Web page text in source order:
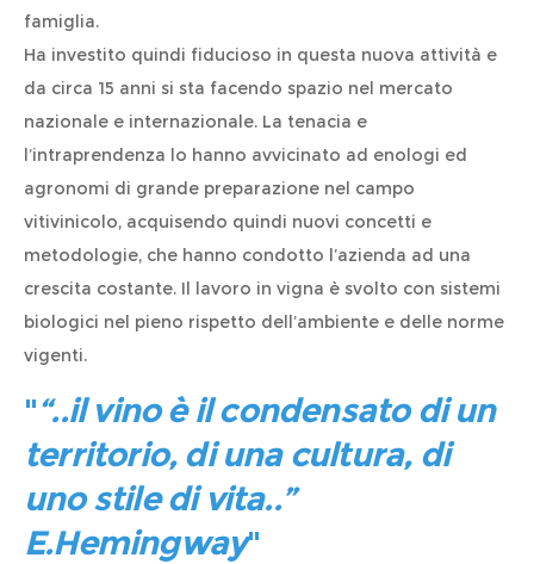
famiglia.
Ha investito quindi fiducioso in questa nuova attività e
da circa 15 anni si sta facendo spazio nel mercato
nazionale e internazionale. La tenacia e
l’intraprendenza lo hanno avvicinato ad enologi ed
agronomi di grande preparazione nel campo
vitivinicolo, acquisendo quindi nuovi concetti e
metodologie, che hanno condotto l’azienda ad una
crescita costante. Il lavoro in vigna è svolto con sistemi
biologici nel pieno rispetto dell’ambiente e delle norme
vigenti.
“..il vino è il condensato di un
territorio, di una cultura, di
uno stile di vita..”
E.Hemingway